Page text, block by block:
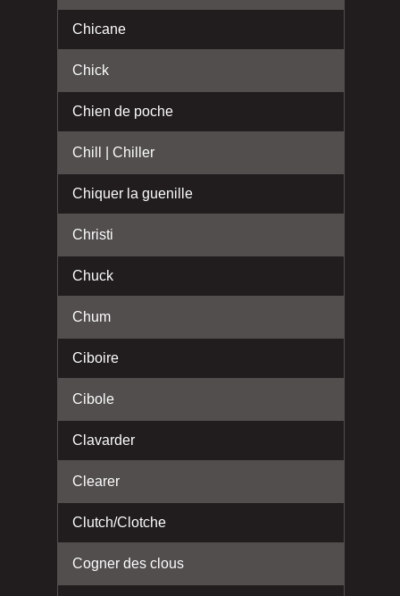
Chicane
Chick
Chien de poche
Chill | Chiller
Chiquer la guenille
Christi
Chuck
Chum
Ciboire
Cibole
Clavarder
Clearer
Clutch/Clotche
Cogner des clous